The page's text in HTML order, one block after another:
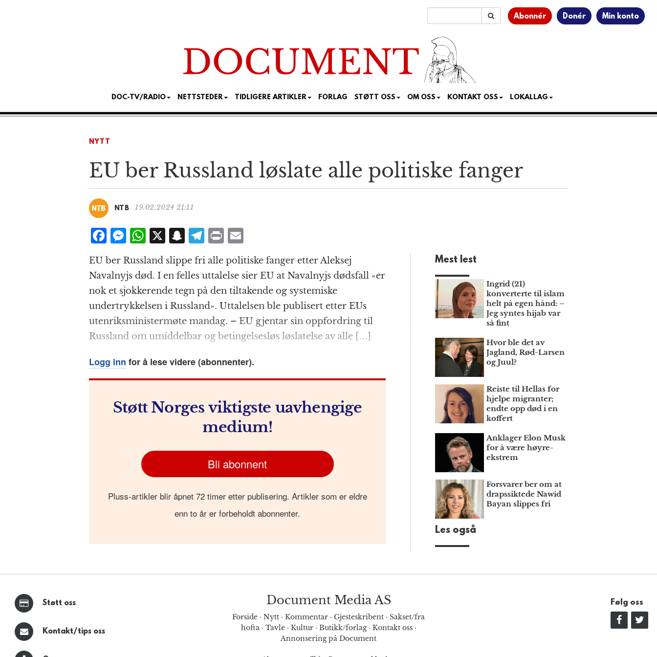
Abonnér Donér Min konto
DOC-TV/RADIO NETTSTEDER TIDLIGERE ARTIKLER FORLAG STØTT OSS OM OSS KONTAKT OSS LOKALLAG
NYTT
EU ber Russland løslate alle politiske fanger
NTB 19.02.2024 21:11
F
a
c
e
b
o
o
k
M
e
ss
e
n
g
e
r
W
at
s
A
p
p
X S
a
p
c
h
at
T
el
e
g
r
a
m
P
n
t
m
ai
l
EU ber Russland slippe fri alle politiske fanger etter Aleksej
Navalnyjs død. I en felles uttalelse sier EU at Navalnyjs dødsfall «er
nok et sjokkerende tegn på den tiltakende og systemiske
undertrykkelsen i Russland». Uttalelsen ble publisert etter EUs
utenriksministermøte mandag. – EU gjentar sin oppfordring til
Russland om umiddelbar og betingelsesløs løslatelse av alle […]
Logg inn for å lese videre (abonnenter).
Støtt Norges viktigste uavhengige
medium!
Bli abonnent
Pluss-artikler blir åpnet 72 timer etter publisering. Artikler som er eldre
enn to år er forbeholdt abonnenter.
Mest lest
Ingrid (21)
konverterte til islam
helt på egen hånd: –
Jeg syntes hijab var
så fint
Hvor ble det av
Jagland, Rød-Larsen
og Juul?
Reiste til Hellas for
hjelpe migranter;
endte opp død i en
koffert
Anklager Elon Musk
for å være høyre­
ekstrem
Forsvarer ber om at
draps­siktede Nawid
Bayan slippes fri
Les også
Støtt oss
Kontakt/tips oss
Document Media AS
Forside · Nytt · Kommentar · Gjesteskribent · Sakset/fra
hofta· Tavle· Kultur· Butikk/forlag· Kontakt oss·
Annonsering på Document
Følg oss